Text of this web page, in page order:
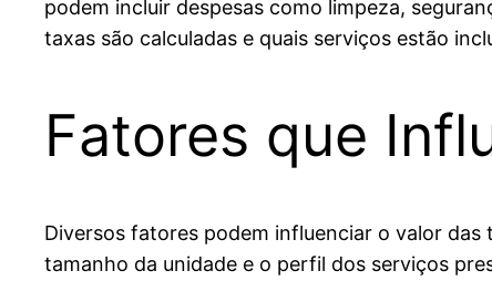
podem incluir despesas como limpeza,
taxas são calculadas e quais serviços estão
Fatores que
Diversos fatores podem influenciar o valor
tamanho da unidade e o perfil dos serviços